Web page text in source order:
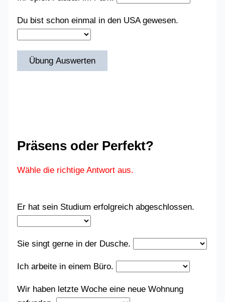
Du bist schon einmal in den USA gewesen.
Übung Auswerten
Präsens oder Perfekt?
Wähle die richtige Antwort aus.
Er hat sein Studium erfolgreich abgeschlossen.
Sie singt gerne in der Dusche.
Ich arbeite in einem Büro.
Wir haben letzte Woche eine neue Wohnung